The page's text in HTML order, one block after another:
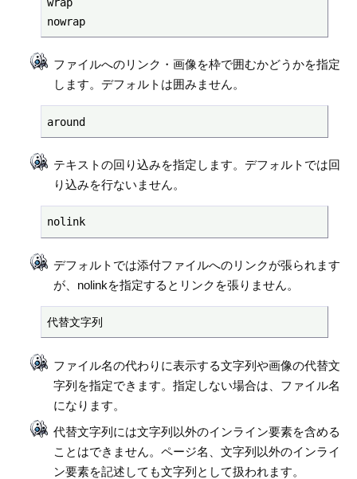
nowrap
ファイルへのリンク・画像を枠で囲むかどうかを指定
します。デフォルトは囲みません。
around
テキストの回り込みを指定します。デフォルトでは回
り込みを行ないません。
nolink
デフォルトでは添付ファイルへのリンクが張られます
が、nolinkを指定するとリンクを張りません。
代替文字列
ファイル名の代わりに表示する文字列や画像の代替文
字列を指定できます。指定しない場合は、ファイル名
になります。
代替文字列には文字列以外のインライン要素を含める
ことはできません。ページ名、文字列以外のインライ
ン要素を記述しても文字列として扱われます。